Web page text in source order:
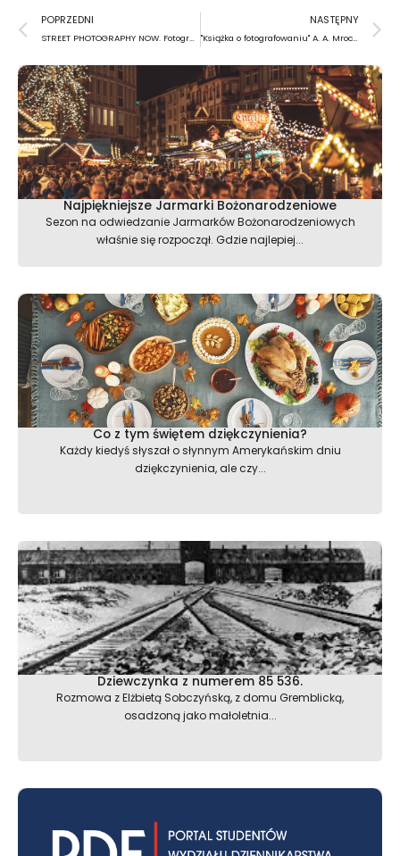
Prev
POPRZEDNI
STREET PHOTOGRAPHY NOW. Fotografia uliczna Tu i Teraz
NASTĘPNY
"Książka o fotografowaniu" A. A. Mroczka – czyli dlaczego warto odgrzewać kotlety
Najpiękniejsze Jarmarki Bożonarodzeniowe
Sezon na odwiedzanie Jarmarków Bożonarodzeniowych
właśnie się rozpoczął. Gdzie najlepiej...
Co z tym świętem dziękczynienia?
Każdy kiedyś słyszał o słynnym Amerykańskim dniu
dziękczynienia, ale czy...
Dziewczynka z numerem 85 536.
Rozmowa z Elżbietą Sobczyńską, z domu Gremblicką,
osadzoną jako małoletnia...